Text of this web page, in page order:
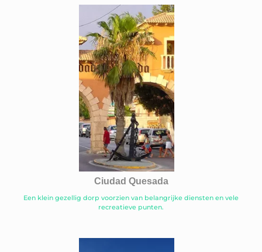
Ciudad Quesada
Een klein gezellig dorp voorzien van belangrijke diensten en vele
recreatieve punten.